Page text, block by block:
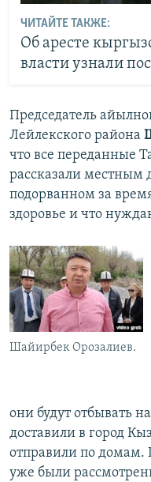
ЧИТАЙТЕ ТАКЖЕ:
Об аресте
власти узнали
Председатель
Лейлекского района
что все переданные
рассказали местным
подорванном за
здоровье и что
Шайирбек Орозалиев.
они будут отбывать
доставили в город
отправили по домам.
уже были